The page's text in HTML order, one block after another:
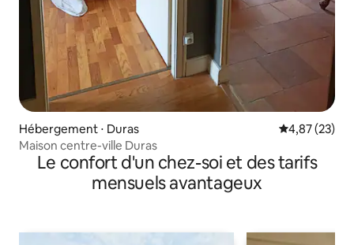
Hébergement ⋅ Duras Évaluation
4,87 (23)
Maison centre-ville Duras
Le confort d'un chez-soi et des tarifs
mensuels avantageux